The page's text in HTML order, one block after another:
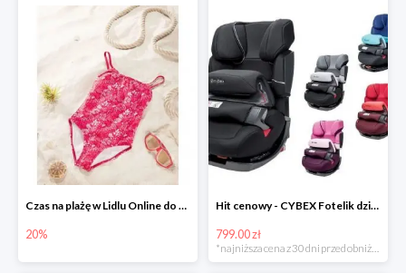
Czas na plażę w Lidlu Online do -20%
20%
Hit cenowy - CYBEX Fotelik dziecięcy samochodowy Pallasfix grupa I-III, 9-36 kg
799.00 zł